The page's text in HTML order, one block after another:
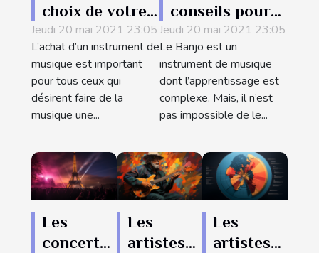
choix de votre
premier
instrument de
musique
Jeudi 20 mai 2021 23:05
L’achat d’un instrument de
musique est important
pour tous ceux qui
désirent faire de la
musique une...
conseils pour
bien
commencer
l’apprentissage
du Banjo
Jeudi 20 mai 2021 23:05
Le Banjo est un
instrument de musique
dont l’apprentissage est
complexe. Mais, il n’est
pas impossible de le...
Les
concerts
Les
artistes
Les
artistes